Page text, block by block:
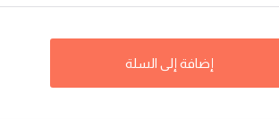
إضافة إلى السلة